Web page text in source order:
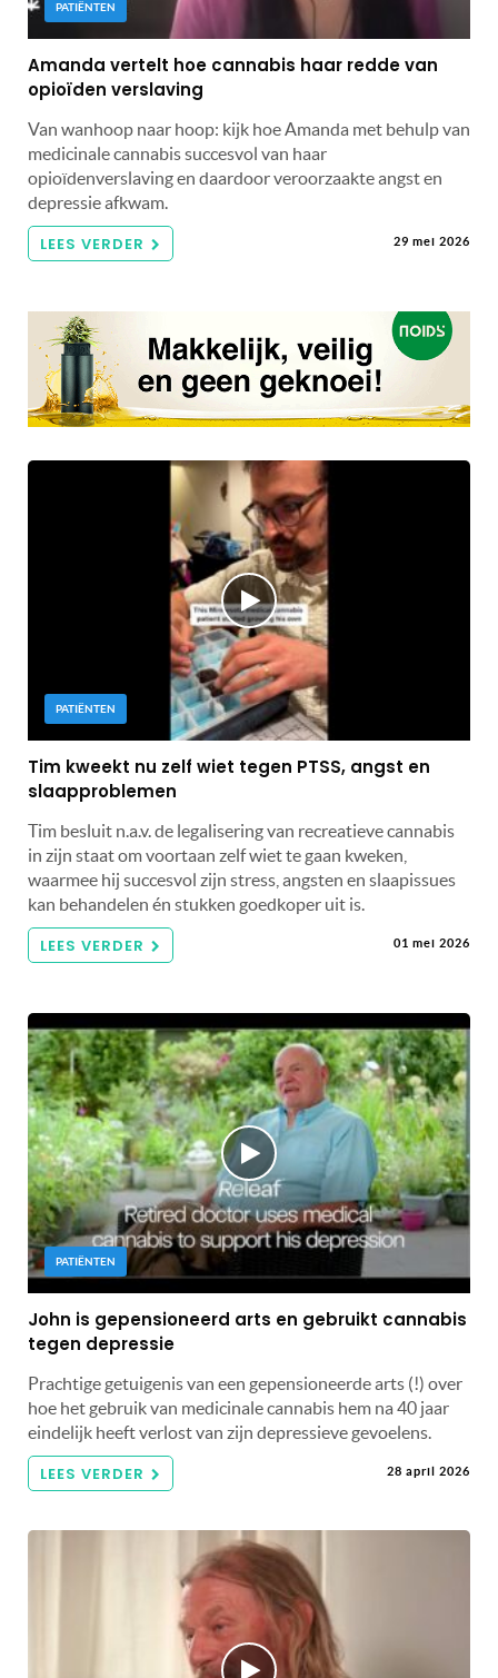
PATIËNTEN
Amanda vertelt hoe cannabis haar redde van
opioïden verslaving
Van wanhoop naar hoop: kijk hoe Amanda met behulp van
medicinale cannabis succesvol van haar
opioïdenverslaving en daardoor veroorzaakte angst en
depressie afkwam.
LEES VERDER 29 mei 2026
PATIËNTEN
Tim kweekt nu zelf wiet tegen PTSS, angst en
slaapproblemen
Tim besluit n.a.v. de legalisering van recreatieve cannabis
in zijn staat om voortaan zelf wiet te gaan kweken,
waarmee hij succesvol zijn stress, angsten en slaapissues
kan behandelen én stukken goedkoper uit is.
LEES VERDER 01 mei 2026
PATIËNTEN
John is gepensioneerd arts en gebruikt cannabis
tegen depressie
Prachtige getuigenis van een gepensioneerde arts (!) over
hoe het gebruik van medicinale cannabis hem na 40 jaar
eindelijk heeft verlost van zijn depressieve gevoelens.
LEES VERDER 28 april 2026